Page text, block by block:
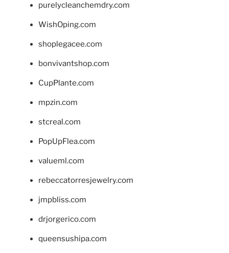
purelycleanchemdry.com
WishOping.com
shoplegacee.com
bonvivantshop.com
CupPlante.com
mpzin.com
stcreal.com
PopUpFlea.com
valueml.com
rebeccatorresjewelry.com
jmpbliss.com
drjorgerico.com
queensushipa.com